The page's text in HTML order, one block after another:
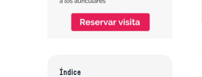
Índice